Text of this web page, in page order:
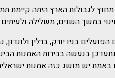
לגבולות הארץ היתה קיימת
במשך השנים; משלילה
בניו יורק, ברלין
תעדכן בנעשה בבירות האמנות
יש מושג כזה אמנות